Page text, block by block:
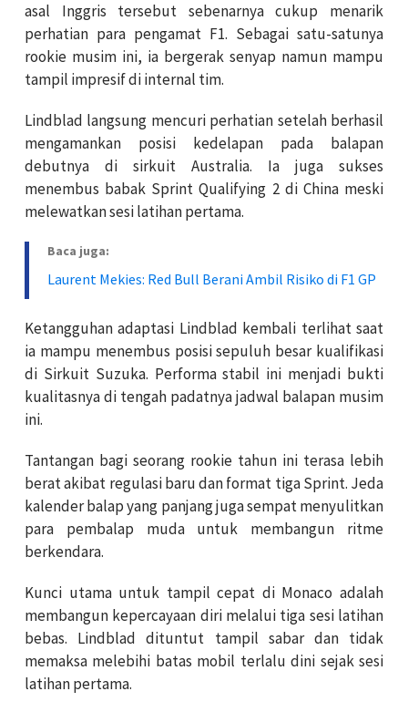
asal Inggris tersebut sebenarnya cukup menarik
perhatian para pengamat F1. Sebagai satu-satunya
rookie musim ini, ia bergerak senyap namun mampu
tampil impresif di internal tim.
Lindblad langsung mencuri perhatian setelah berhasil
mengamankan posisi kedelapan pada balapan
debutnya di sirkuit Australia. Ia juga sukses
menembus babak Sprint Qualifying 2 di China meski
melewatkan sesi latihan pertama.
Baca juga:
Laurent Mekies: Red Bull Berani Ambil Risiko di F1 GP
Ketangguhan adaptasi Lindblad kembali terlihat saat
ia mampu menembus posisi sepuluh besar kualifikasi
di Sirkuit Suzuka. Performa stabil ini menjadi bukti
kualitasnya di tengah padatnya jadwal balapan musim
ini.
Tantangan bagi seorang rookie tahun ini terasa lebih
berat akibat regulasi baru dan format tiga Sprint. Jeda
kalender balap yang panjang juga sempat menyulitkan
para pembalap muda untuk membangun ritme
berkendara.
Kunci utama untuk tampil cepat di Monaco adalah
membangun kepercayaan diri melalui tiga sesi latihan
bebas. Lindblad dituntut tampil sabar dan tidak
memaksa melebihi batas mobil terlalu dini sejak sesi
latihan pertama.